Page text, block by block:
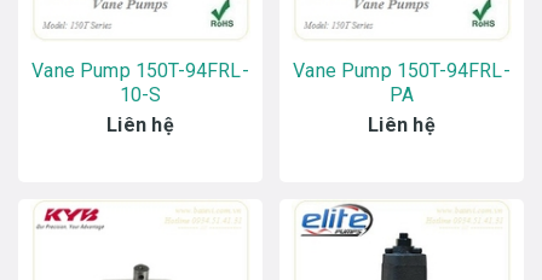
Vane Pump 150T-94FRL-
10-S
Liên hệ
Vane Pump 150T-94FRL-
PA
Liên hệ